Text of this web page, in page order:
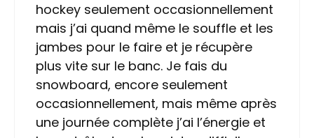
hockey seulement occasionnellement
mais j’ai quand même le souffle et les
jambes pour le faire et je récupère
plus vite sur le banc. Je fais du
snowboard, encore seulement
occasionnellement, mais même après
une journée complète j’ai l’énergie et